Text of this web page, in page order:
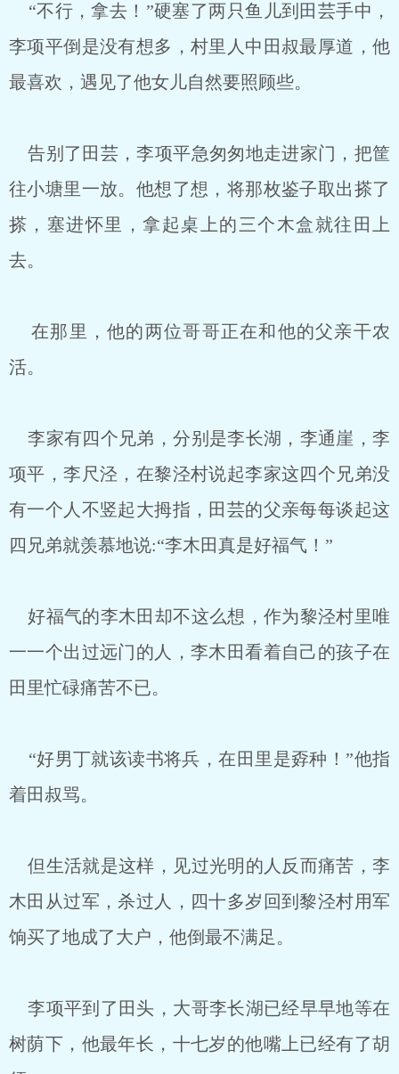
“不行，拿去！”硬塞了两只鱼儿到田芸手中，
李项平倒是没有想多，村里人中田叔最厚道，他
最喜欢，遇见了他女儿自然要照顾些。
告别了田芸，李项平急匆匆地走进家门，把筐
往小塘里一放。他想了想，将那枚鉴子取出搽了
搽，塞进怀里，拿起桌上的三个木盒就往田上
去。
在那里，他的两位哥哥正在和他的父亲干农
活。
李家有四个兄弟，分别是李长湖，李通崖，李
项平，李尺泾，在黎泾村说起李家这四个兄弟没
有一个人不竖起大拇指，田芸的父亲每每谈起这
四兄弟就羡慕地说:“李木田真是好福气！”
好福气的李木田却不这么想，作为黎泾村里唯
一一个出过远门的人，李木田看着自己的孩子在
田里忙碌痛苦不已。
“好男丁就该读书将兵，在田里是孬种！”他指
着田叔骂。
但生活就是这样，见过光明的人反而痛苦，李
木田从过军，杀过人，四十多岁回到黎泾村用军
饷买了地成了大户，他倒最不满足。
李项平到了田头，大哥李长湖已经早早地等在
树荫下，他最年长，十七岁的他嘴上已经有了胡